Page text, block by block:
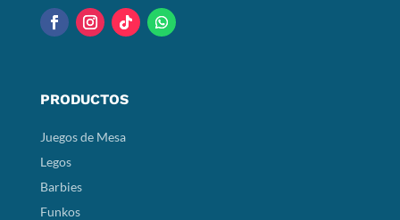
PRODUCTOS
Juegos de Mesa
Legos
Barbies
Funkos